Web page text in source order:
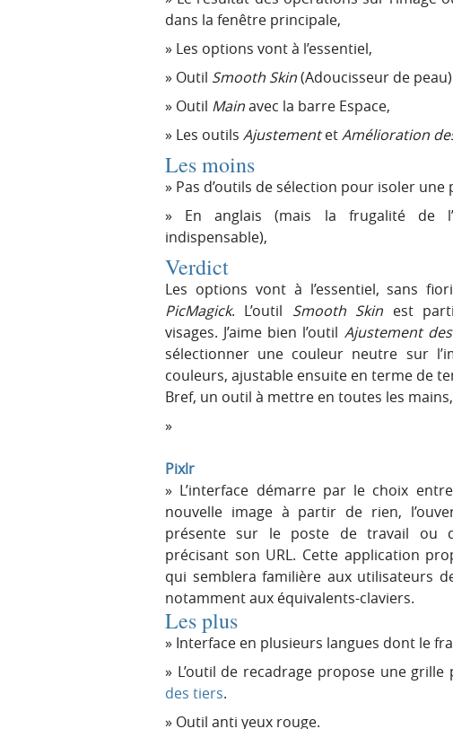
dans la fenêtre principale,
Les options vont à l’essentiel,
Outil Smooth Skin(Adoucisseur de
Outil Mainavec la barre Espace,
Les outils AjustementetAmélioration
Les moins
Pas d’outils de sélection pour isoler une
En anglais (mais la frugalité de
indispensable),
Verdict
Les options vont à l’essentiel, sans
PicMagick. L’outil Smooth Skin est
visages. J’aime bien l’outil Ajustement
sélectionner une couleur neutre sur
couleurs, ajustable ensuite en terme de
Bref, un outil à mettre en toutes les
Pixlr
L’interface démarre par le choix
nouvelle image à partir de rien,
présente sur le poste de travail ou
précisant son URL. Cette application
qui semblera familière aux utilisateurs
notamment aux équivalents-claviers.
Les plus
Interface en plusieurs langues dont le
L’outil de recadrage propose une
des tiers.
Outil anti yeux rouge.